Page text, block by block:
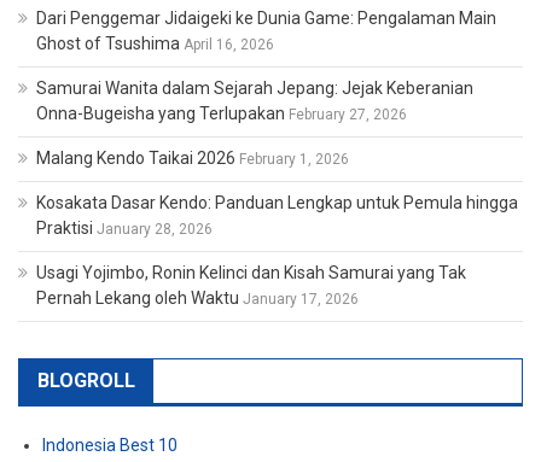
Dari Penggemar Jidaigeki ke Dunia Game: Pengalaman Main
Ghost of Tsushima April 16, 2026
Samurai Wanita dalam Sejarah Jepang: Jejak Keberanian
Onna-Bugeisha yang Terlupakan February 27, 2026
Malang Kendo Taikai 2026 February 1, 2026
Kosakata Dasar Kendo: Panduan Lengkap untuk Pemula hingga
Praktisi January 28, 2026
Usagi Yojimbo, Ronin Kelinci dan Kisah Samurai yang Tak
Pernah Lekang oleh Waktu January 17, 2026
BLOGROLL
Indonesia Best 10